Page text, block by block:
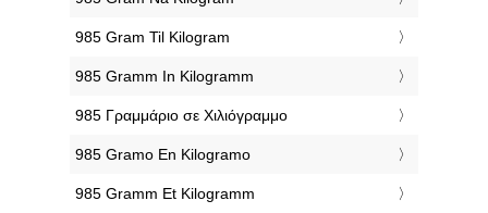
‎985 Gram Til Kilogram
‎985 Gramm In Kilogramm
‎985 Γραμμάριο σε Χιλιόγραμμο
‎985 Gramo En Kilogramo
‎985 Gramm Et Kilogramm